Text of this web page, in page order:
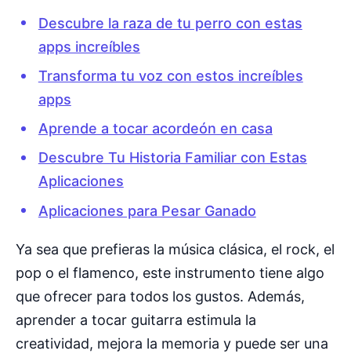
Descubre la raza de tu perro con estas
apps increíbles
Transforma tu voz con estos increíbles
apps
Aprende a tocar acordeón en casa
Descubre Tu Historia Familiar con Estas
Aplicaciones
Aplicaciones para Pesar Ganado
Ya sea que prefieras la música clásica, el rock, el
pop o el flamenco, este instrumento tiene algo
que ofrecer para todos los gustos. Además,
aprender a tocar guitarra estimula la
creatividad, mejora la memoria y puede ser una